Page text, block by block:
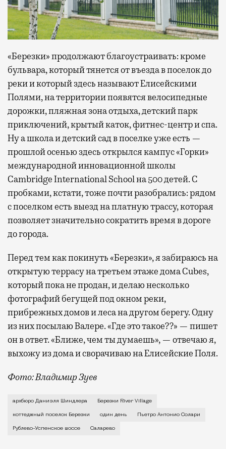
«Березки» продолжают благоустраивать: кроме
бульвара, который тянется от въезда в поселок до
реки и который здесь называют Елисейскими
Полями, на территории появятся велосипедные
дорожки, пляжная зона отдыха, детский парк
приключений, крытый каток, фитнес-центр и спа.
Ну а школа и детский сад в поселке уже есть —
прошлой осенью здесь открылся кампус «Горки»
международной инновационной школы
Cambridge International School на 500 детей. С
пробками, кстати, тоже почти разобрались: рядом
с поселком есть выезд на платную трассу, которая
позволяет значительно сократить время в дороге
до города.
Перед тем как покинуть «Березки», я забираюсь на
открытую террасу на третьем этаже дома Cubes,
который пока не продан, и делаю несколько
фотографий бегущей под окном реки,
прибрежных домов и леса на другом берегу. Одну
из них посылаю Валере. «Где это такое??» — пишет
он в ответ. «Ближе, чем ты думаешь», — отвечаю я,
выхожу из дома и сворачиваю на Елисейские Поля.
Фото: Владимир Зуев
Лет пять назад случился у меня разговор
архбюро Даниэля Шиндлера Березки River Village
коттеджный поселок Березки один день Пьетро Антонио Солари
Рублево-Успенское шоссе Саларево